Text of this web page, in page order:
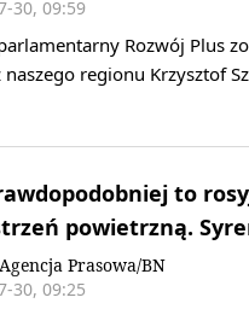
30, 09:59
Rozwój Plus
naszego regionu Krzysztof
to
powietrzną.
Prasowa/BN
30, 09:25